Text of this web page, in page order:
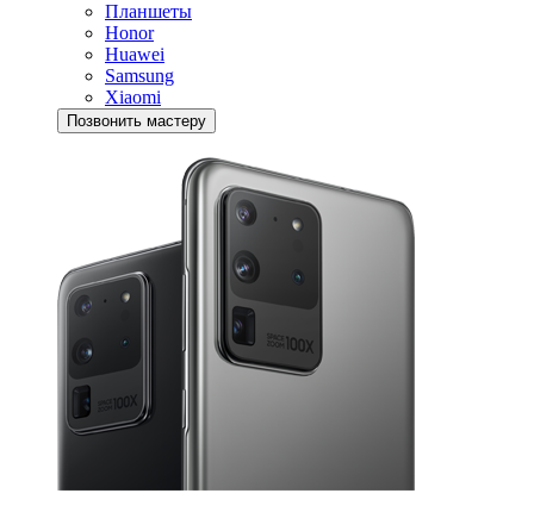
Планшеты
Honor
Huawei
Samsung
Xiaomi
Позвонить мастеру